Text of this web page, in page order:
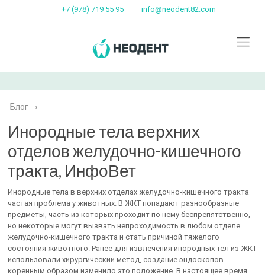
+7 (978) 719 55 95 info@neodent82.com
Блог ›
Инородные тела верхних
отделов желудочно-кишечного
тракта, ИнфоВет
Инородные тела в верхних отделах желудочно-кишечного тракта –
частая проблема у животных. В ЖКТ попадают разнообразные
предметы, часть из которых проходит по нему беспрепятственно,
но некоторые могут вызвать непроходимость в любом отделе
желудочно-кишечного тракта и стать причиной тяжелого
состояния животного. Ранее для извлечения инородных тел из ЖКТ
использовали хирургический метод, создание эндоскопов
коренным образом изменило это положение. В настоящее время